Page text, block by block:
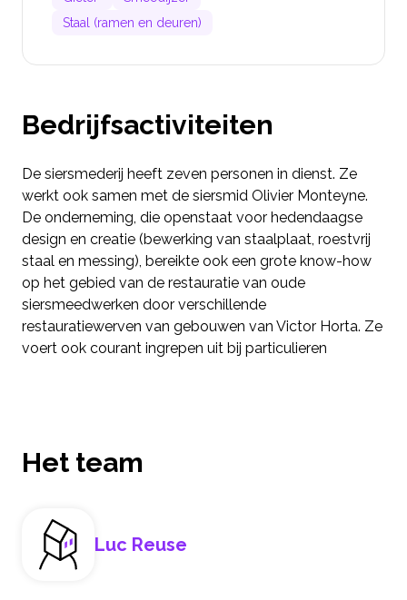
Staal (ramen en deuren)
Bedrijfsactiviteiten
De siersmederij heeft zeven personen in dienst. Ze
werkt ook samen met de siersmid Olivier Monteyne.
De onderneming, die openstaat voor hedendaagse
design en creatie (bewerking van staalplaat, roestvrij
staal en messing), bereikte ook een grote know-how
op het gebied van de restauratie van oude
siersmeedwerken door verschillende
restauratiewerven van gebouwen van Victor Horta. Ze
voert ook courant ingrepen uit bij particulieren
Het team
Luc Reuse